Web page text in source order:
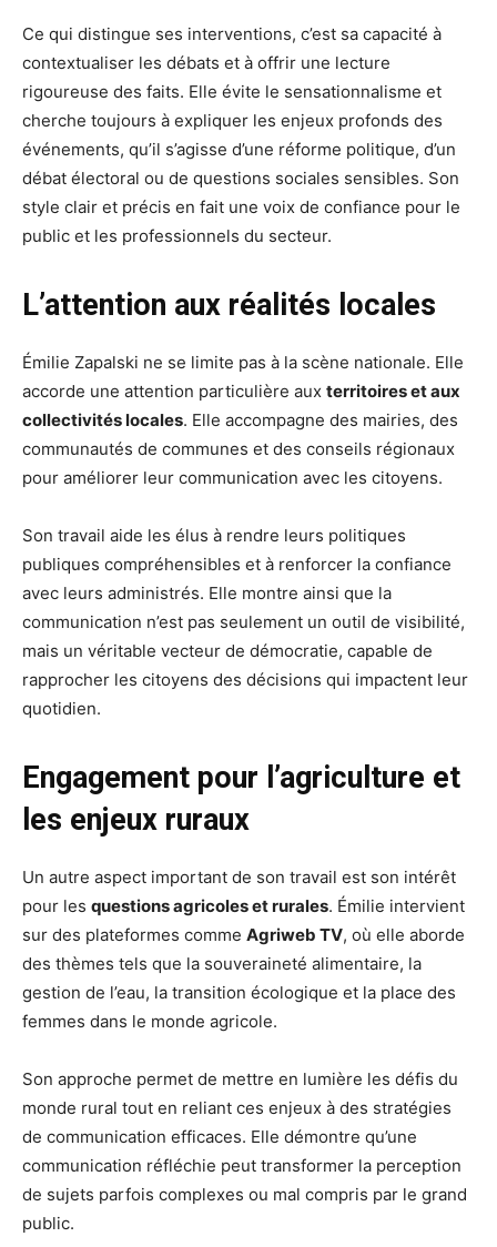
Ce qui distingue ses interventions, c’est sa capacité à
contextualiser les débats et à offrir une lecture
rigoureuse des faits. Elle évite le sensationnalisme et
cherche toujours à expliquer les enjeux profonds des
événements, qu’il s’agisse d’une réforme politique, d’un
débat électoral ou de questions sociales sensibles. Son
style clair et précis en fait une voix de confiance pour le
public et les professionnels du secteur.
L’attention aux réalités locales
Émilie Zapalski ne se limite pas à la scène nationale. Elle
accorde une attention particulière aux territoires et aux
collectivités locales. Elle accompagne des mairies, des
communautés de communes et des conseils régionaux
pour améliorer leur communication avec les citoyens.
Son travail aide les élus à rendre leurs politiques
publiques compréhensibles et à renforcer la confiance
avec leurs administrés. Elle montre ainsi que la
communication n’est pas seulement un outil de visibilité,
mais un véritable vecteur de démocratie, capable de
rapprocher les citoyens des décisions qui impactent leur
quotidien.
Engagement pour l’agriculture et
les enjeux ruraux
Un autre aspect important de son travail est son intérêt
pour les questions agricoles et rurales. Émilie intervient
sur des plateformes comme Agriweb TV, où elle aborde
des thèmes tels que la souveraineté alimentaire, la
gestion de l’eau, la transition écologique et la place des
femmes dans le monde agricole.
Son approche permet de mettre en lumière les défis du
monde rural tout en reliant ces enjeux à des stratégies
de communication efficaces. Elle démontre qu’une
communication réfléchie peut transformer la perception
de sujets parfois complexes ou mal compris par le grand
public.